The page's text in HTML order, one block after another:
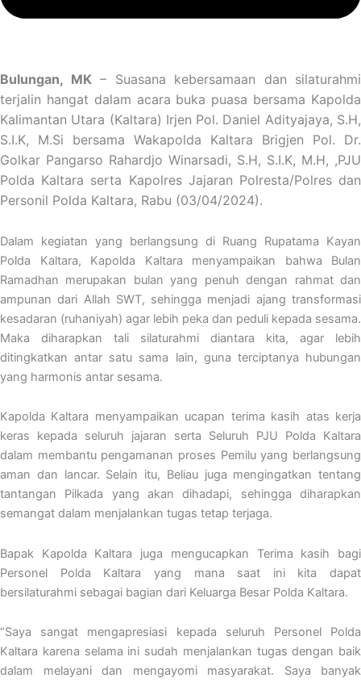
Bulungan, MK– Suasana kebersamaan dan silaturahmi
terjalin hangat dalam acara buka puasa bersama Kapolda
Kalimantan Utara (Kaltara) Irjen Pol. Daniel Adityajaya, S.H,
S.I.K, M.Si bersama Wakapolda Kaltara Brigjen Pol. Dr.
Golkar Pangarso Rahardjo Winarsadi, S.H, S.I.K, M.H, ,PJU
Polda Kaltara serta Kapolres Jajaran Polresta/Polres dan
Personil Polda Kaltara, Rabu (03/04/2024).
Dalam kegiatan yang berlangsung di Ruang Rupatama Kayan
Polda Kaltara, Kapolda Kaltara menyampaikan bahwa Bulan
Ramadhan merupakan bulan yang penuh dengan rahmat dan
ampunan dari Allah SWT, sehingga menjadi ajang transformasi
kesadaran (ruhaniyah) agar lebih peka dan peduli kepada sesama.
Maka diharapkan tali silaturahmi diantara kita, agar lebih
ditingkatkan antar satu sama lain, guna terciptanya hubungan
yang harmonis antar sesama.
Kapolda Kaltara menyampaikan ucapan terima kasih atas kerja
keras kepada seluruh jajaran serta Seluruh PJU Polda Kaltara
dalam membantu pengamanan proses Pemilu yang berlangsung
aman dan lancar. Selain itu, Beliau juga mengingatkan tentang
tantangan Pilkada yang akan dihadapi, sehingga diharapkan
semangat dalam menjalankan tugas tetap terjaga.
Bapak Kapolda Kaltara juga mengucapkan Terima kasih bagi
Personel Polda Kaltara yang mana saat ini kita dapat
bersilaturahmi sebagai bagian dari Keluarga Besar Polda Kaltara.
“Saya sangat mengapresiasi kepada seluruh Personel Polda
Kaltara karena selama ini sudah menjalankan tugas dengan baik
dalam melayani dan mengayomi masyarakat. Saya banyak